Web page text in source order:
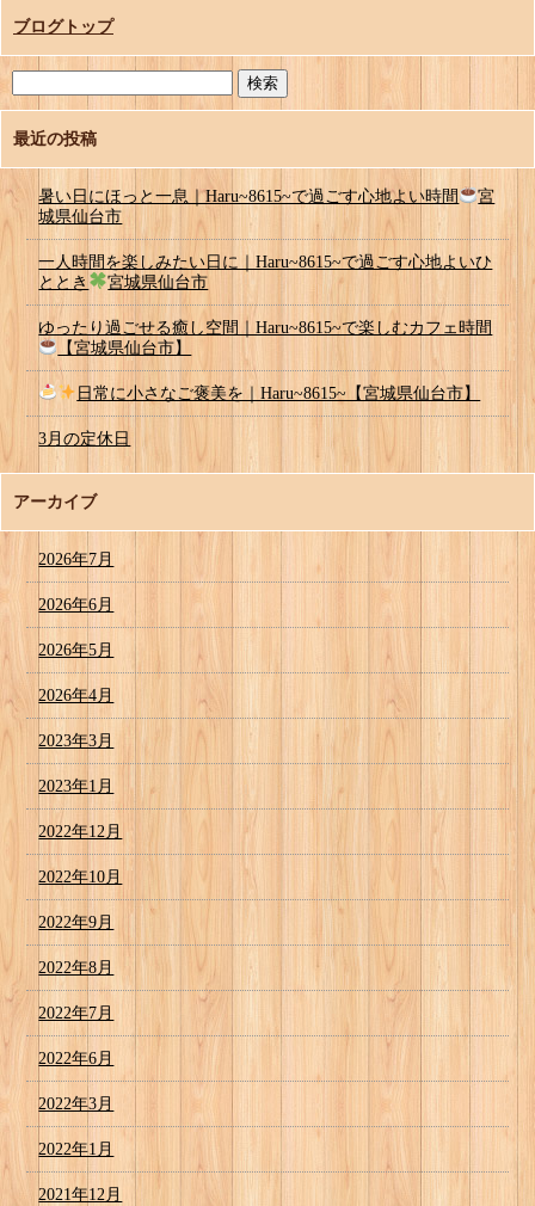
ブログトップ
最近の投稿
暑い日にほっと一息｜Haru~8615~で過ごす心地よい時間
宮
城県仙台市
一人時間を楽しみたい日に｜Haru~8615~で過ごす心地よいひ
ととき
宮城県仙台市
ゆったり過ごせる癒し空間｜Haru~8615~で楽しむカフェ時間
【宮城県仙台市】
日常に小さなご褒美を｜Haru~8615~【宮城県仙台市】
3月の定休日
アーカイブ
2026年7月
2026年6月
2026年5月
2026年4月
2023年3月
2023年1月
2022年12月
2022年10月
2022年9月
2022年8月
2022年7月
2022年6月
2022年3月
2022年1月
2021年12月